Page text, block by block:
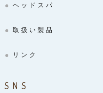
ヘッドスパ
取扱い製品
リンク
SNS